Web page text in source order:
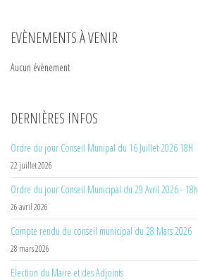
EVÈNEMENTS À VENIR
Aucun évènement
DERNIÈRES INFOS
Ordre du jour Conseil Munipal du 16 Juillet 2026 18H
22 juillet 2026
Ordre du jour Conseil Municipal du 29 Avril 2026 - 18h
26 avril 2026
Compte rendu du conseil municipal du 28 Mars 2026
28 mars 2026
Election du Maire et des Adjoints